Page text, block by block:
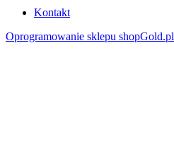
Kontakt
Oprogramowanie sklepu shopGold.pl